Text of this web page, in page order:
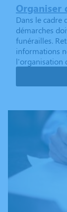
Organiser
Dans le cadre
démarches
funérailles.
informations
l'organisation